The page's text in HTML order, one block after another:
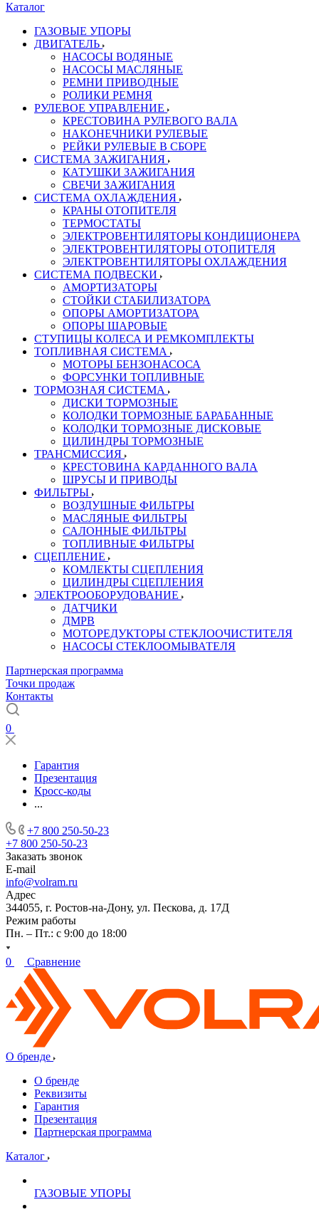
Каталог
ГАЗОВЫЕ УПОРЫ
ДВИГАТЕЛЬ
НАСОСЫ ВОДЯНЫЕ
НАСОСЫ МАСЛЯНЫЕ
РЕМНИ ПРИВОДНЫЕ
РОЛИКИ РЕМНЯ
РУЛЕВОЕ УПРАВЛЕНИЕ
КРЕСТОВИНА РУЛЕВОГО ВАЛА
НАКОНЕЧНИКИ РУЛЕВЫЕ
РЕЙКИ РУЛЕВЫЕ В СБОРЕ
СИСТЕМА ЗАЖИГАНИЯ
КАТУШКИ ЗАЖИГАНИЯ
СВЕЧИ ЗАЖИГАНИЯ
СИСТЕМА ОХЛАЖДЕНИЯ
КРАНЫ ОТОПИТЕЛЯ
ТЕРМОСТАТЫ
ЭЛЕКТРОВЕНТИЛЯТОРЫ КОНДИЦИОНЕРА
ЭЛЕКТРОВЕНТИЛЯТОРЫ ОТОПИТЕЛЯ
ЭЛЕКТРОВЕНТИЛЯТОРЫ ОХЛАЖДЕНИЯ
СИСТЕМА ПОДВЕСКИ
АМОРТИЗАТОРЫ
СТОЙКИ СТАБИЛИЗАТОРА
ОПОРЫ АМОРТИЗАТОРА
ОПОРЫ ШАРОВЫЕ
СТУПИЦЫ КОЛЕСА И РЕМКОМПЛЕКТЫ
ТОПЛИВНАЯ СИСТЕМА
МОТОРЫ БЕНЗОНАСОСА
ФОРСУНКИ ТОПЛИВНЫЕ
ТОРМОЗНАЯ СИСТЕМА
ДИСКИ ТОРМОЗНЫЕ
КОЛОДКИ ТОРМОЗНЫЕ БАРАБАННЫЕ
КОЛОДКИ ТОРМОЗНЫЕ ДИСКОВЫЕ
ЦИЛИНДРЫ ТОРМОЗНЫЕ
ТРАНСМИССИЯ
КРЕСТОВИНА КАРДАННОГО ВАЛА
ШРУСЫ И ПРИВОДЫ
ФИЛЬТРЫ
ВОЗДУШНЫЕ ФИЛЬТРЫ
МАСЛЯНЫЕ ФИЛЬТРЫ
САЛОННЫЕ ФИЛЬТРЫ
ТОПЛИВНЫЕ ФИЛЬТРЫ
СЦЕПЛЕНИЕ
КОМЛЕКТЫ СЦЕПЛЕНИЯ
ЦИЛИНДРЫ СЦЕПЛЕНИЯ
ЭЛЕКТРООБОРУДОВАНИЕ
ДАТЧИКИ
ДМРВ
МОТОРЕДУКТОРЫ СТЕКЛООЧИСТИТЕЛЯ
НАСОСЫ СТЕКЛООМЫВАТЕЛЯ
Партнерская программа
Точки продаж
Контакты
0
Гарантия
Презентация
Кросс-коды
...
+7 800 250-50-23
+7 800 250-50-23
Заказать звонок
E-mail
info@volram.ru
Адрес
344055, г. Ростов-на-Дону, ул. Пескова, д. 17Д
Режим работы
Пн. – Пт.: с 9:00 до 18:00
0 Сравнение
О бренде
О бренде
Реквизиты
Гарантия
Презентация
Партнерская программа
Каталог
ГАЗОВЫЕ УПОРЫ